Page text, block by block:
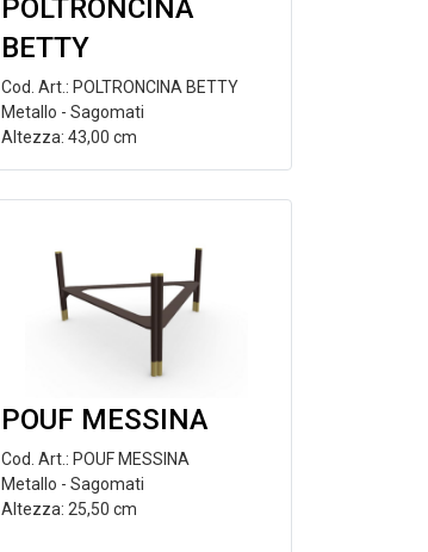
POLTRONCINA
BETTY
Cod. Art.: POLTRONCINA BETTY
Metallo - Sagomati
Altezza: 43,00 cm
POUF MESSINA
Cod. Art.: POUF MESSINA
Metallo - Sagomati
Altezza: 25,50 cm